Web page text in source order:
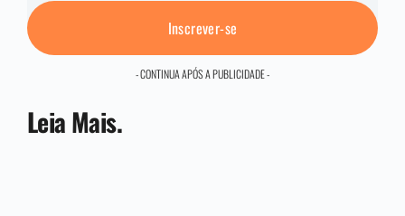
Inscrever-se
- CONTINUA APÓS A PUBLICIDADE -
Leia Mais.